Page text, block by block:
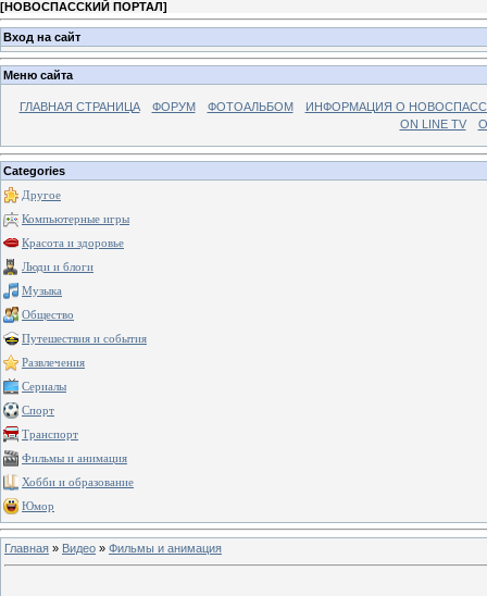
[НОВОСПАССКИЙ ПОРТАЛ]
Вход на сайт
Меню сайта
ГЛАВНАЯ СТРАНИЦА ФОРУМ ФОТОАЛЬБОМ
ИНФОРМАЦИЯ О
ON LINE TV
Categories
Другое
Компьютерные игры
Красота и здоровье
Люди и блоги
Музыка
Общество
Путешествия и события
Развлечения
Сериалы
Спорт
Транспорт
Фильмы и анимация
Хобби и образование
Юмор
Главная » Видео » Фильмы и анимация